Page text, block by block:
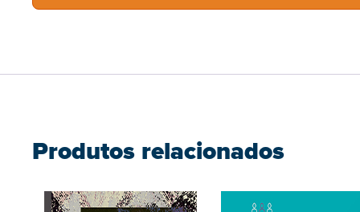
Produtos relacionados